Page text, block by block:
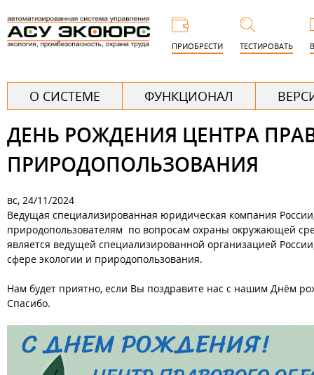
к
ПРИОБРЕСТИ ТЕСТИРОВАТЬ
л
а
в
о
е
О СИСТЕМЕ ФУНКЦИОНАЛ
ДЕНЬ РОЖДЕНИЯ ЦЕНТРА
ПРИРОДОПОЛЬЗОВАНИЯ
вс, 24/11/2024
Ведущая специализированная юридическая компания
природопользователям по вопросам охраны окружающей
является ведущей специализированной организацией
сфере экологии и природопользования.
Нам будет приятно, если Вы поздравите нас с нашим Днём
Спасибо.